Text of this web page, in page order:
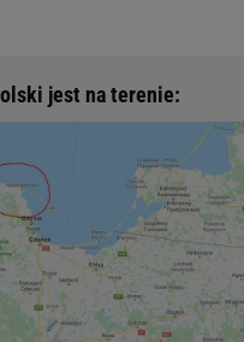
jest na terenie: